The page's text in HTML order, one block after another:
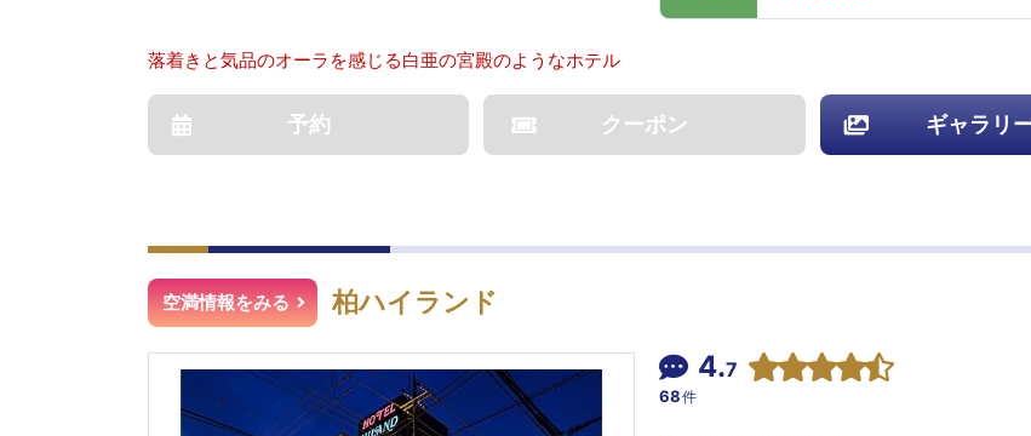
落着きと気品のオーラを感じる白亜の宮殿のようなホテル
予約 クーポン ギャラリ
空満情報をみる 柏ハイランド
4.7
68件